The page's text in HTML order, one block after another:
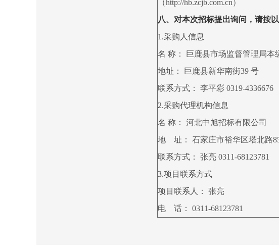
（http://hb.zcjb.com.cn）
八、对本次招标提出询问，请按以
1.采购人信息
名 称：
巨鹿县市场监督管理局本
地址：
巨鹿县新华南街39 号
联系方式：
李平彩 0319-4336676
2.采购代理机构信息
名 称：
河北中旭招标有限公司
地 址：
石家庄市裕华区塔北路
联系方式： 张亮 0311-68123781
3.项目联系方式
项目联系人：
张亮
电 话：
0311-68123781